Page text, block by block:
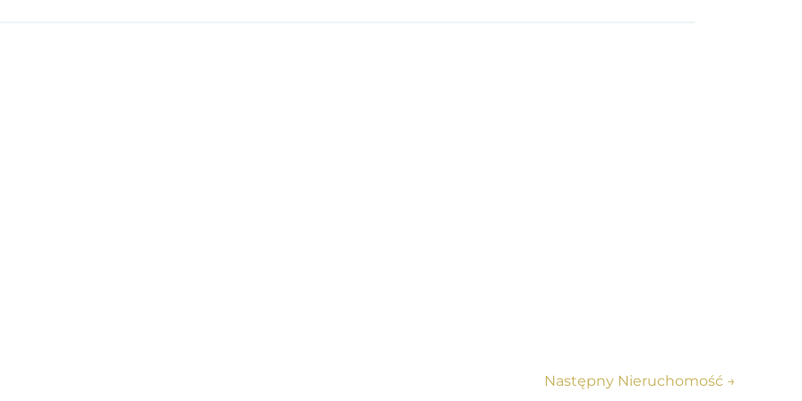
każdej nieruchomości
komunikacyjnym
zamieszkania, wakacyjnej rezydencji, czy też inteligentnej inwestycji, te nowo wybudowane apartamenty
Następny Nieruchomość →